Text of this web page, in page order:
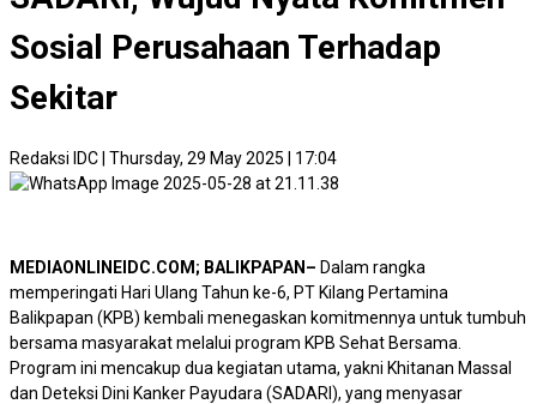
Sosial Perusahaan Terhadap
Sekitar
Redaksi IDC| Thursday, 29 May 2025 | 17:04
MEDIAONLINEIDC.COM; BALIKPAPAN– Dalam rangka
memperingati Hari Ulang Tahun ke-6, PT Kilang Pertamina
Balikpapan (KPB) kembali menegaskan komitmennya untuk tumbuh
bersama masyarakat melalui program KPB Sehat Bersama.
Program ini mencakup dua kegiatan utama, yakni Khitanan Massal
dan Deteksi Dini Kanker Payudara (SADARI), yang menyasar